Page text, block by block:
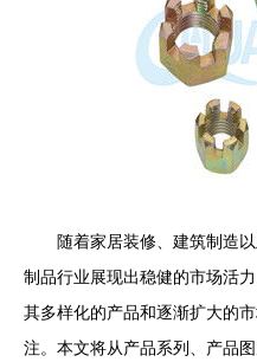
随着家居装修、建筑制造
制品行业展现出稳健的市场活
其多样化的产品和逐渐扩大的
注。本文将从产品系列、产品